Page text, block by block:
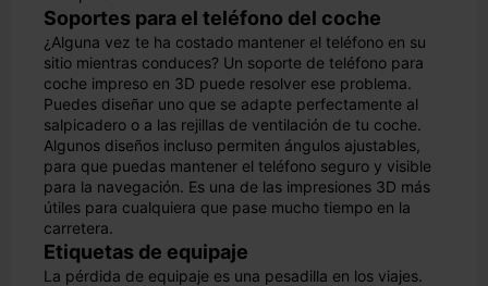
Soportes para el teléfono del coche
¿Alguna vez te ha costado mantener el teléfono en su
sitio mientras conduces? Un soporte de teléfono para
coche impreso en 3D puede resolver ese problema.
Puedes diseñar uno que se adapte perfectamente al
salpicadero o a las rejillas de ventilación de tu coche.
Algunos diseños incluso permiten ángulos ajustables,
para que puedas mantener el teléfono seguro y visible
para la navegación. Es una de las impresiones 3D más
útiles para cualquiera que pase mucho tiempo en la
carretera.
Etiquetas de equipaje
La pérdida de equipaje es una pesadilla en los viajes.